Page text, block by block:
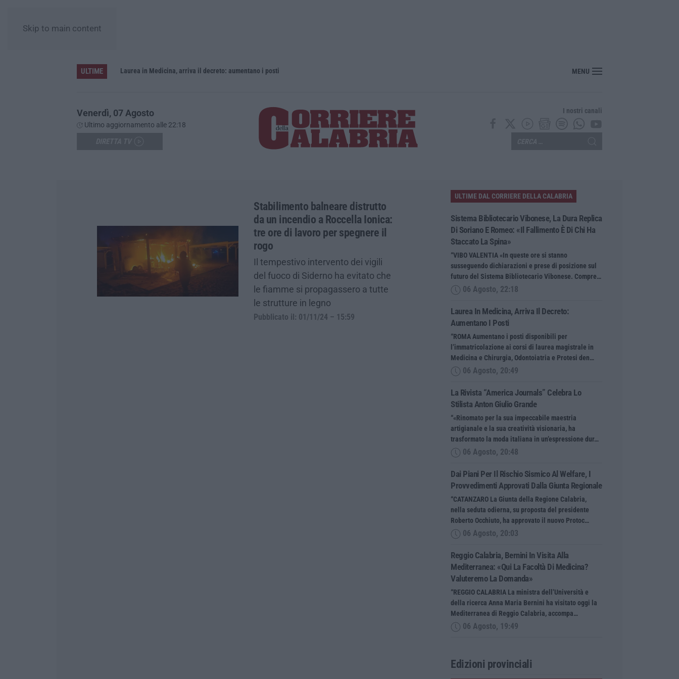
Skip to main content
ULTIME
Sistema bibliotecario vibonese, la dura replica di Soriano e Romeo: «Il fallimento è di chi ha staccato la spina» Laurea in Medicina, arriva il decreto: aumentano i posti La rivista “America Journals” celebra lo stilista Anton Giulio Grande
MENU
Venerdì, 07 Agosto
Ultimo aggiornamento alle 22:18
I nostri canali
Stabilimento balneare distrutto
da un incendio a Roccella Ionica:
tre ore di lavoro per spegnere il
rogo
Il tempestivo intervento dei vigili
del fuoco di Siderno ha evitato che
le fiamme si propagassero a tutte
le strutture in legno
Pubblicato il: 01/11/24 – 15:59
ULTIME DAL CORRIERE DELLA CALABRIA
Sistema Bibliotecario Vibonese, La Dura Replica
Di Soriano E Romeo: «Il Fallimento È Di Chi Ha
Staccato La Spina»
“VIBO VALENTIA «In queste ore si stanno
susseguendo dichiarazioni e prese di posizione sul
futuro del Sistema Bibliotecario Vibonese. Compre…
06 Agosto, 22:18
Laurea In Medicina, Arriva Il Decreto:
Aumentano I Posti
“ROMA Aumentano i posti disponibili per
l’immatricolazione ai corsi di laurea magistrale in
Medicina e Chirurgia, Odontoiatria e Protesi den…
06 Agosto, 20:49
La Rivista “America Journals” Celebra Lo
Stilista Anton Giulio Grande
“«Rinomato per la sua impeccabile maestria
artigianale e la sua creatività visionaria, ha
trasformato la moda italiana in un’espressione dur…
06 Agosto, 20:48
Dai Piani Per Il Rischio Sismico Al Welfare, I
Provvedimenti Approvati Dalla Giunta Regionale
“CATANZARO La Giunta della Regione Calabria,
nella seduta odierna, su proposta del presidente
Roberto Occhiuto, ha approvato il nuovo Protoc…
06 Agosto, 20:03
Reggio Calabria, Bernini In Visita Alla
Mediterranea: «Qui La Facoltà Di Medicina?
Valuteremo La Domanda»
“REGGIO CALABRIA La ministra dell’Università e
della ricerca Anna Maria Bernini ha visitato oggi la
Mediterranea di Reggio Calabria, accompa…
06 Agosto, 19:49
Edizioni provinciali